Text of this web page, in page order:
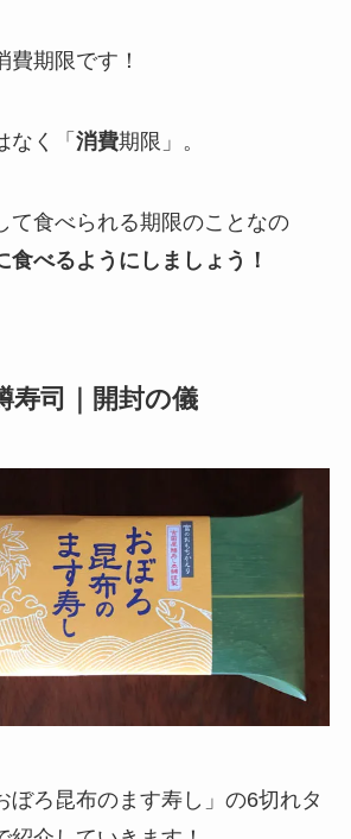
期限です！
なく「 消費期限」。
て食べられる期限のことなの
食べるようにしましょう！
寿司｜開封の儀
ぼろ昆布のます寿し」の6切れタ